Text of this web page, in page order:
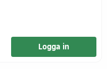
Logga in